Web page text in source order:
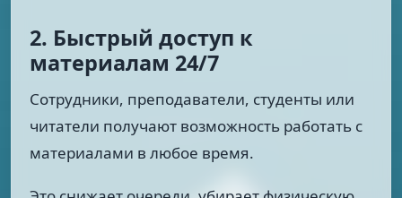
2. Быстрый доступ к
материалам 24/7
Сотрудники, преподаватели, студенты или
читатели получают возможность работать с
материалами в любое время.